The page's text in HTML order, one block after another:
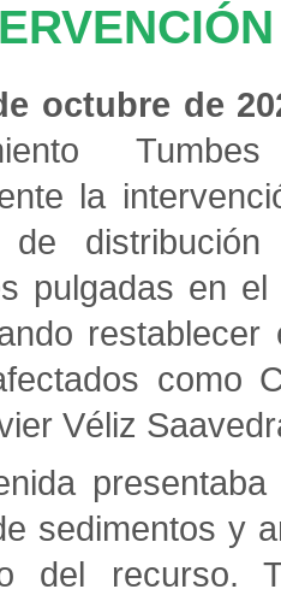
octubre de
Tumbes
la
pulgadas en el
restablecer
como
Véliz
sedimentos y
del